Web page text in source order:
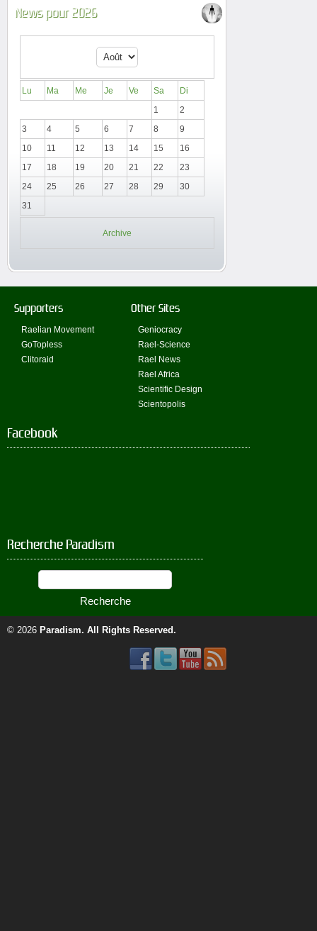
News pour 2026
Lu Ma Me Je Ve Sa
Di
1
2
3
4 5 6 7 8
9
10
11 12 13 14 15
16
17
18 19 20 21 22
23
24
25 26 27 28 29
30
31
Archive
Supporters
Raelian Movement
GoTopless
Clitoraid
Other Sites
Geniocracy
Rael-Science
Rael News
Rael Africa
Scientific Design
Scientopolis
Facebook
Recherche Paradism
© 2026 Paradism. All Rights Reserved.